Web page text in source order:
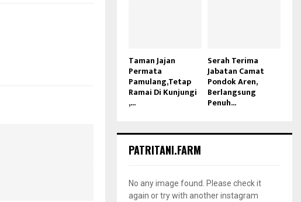
Taman Jajan
Permata
Pamulang,Tetap
Ramai Di Kunjungi
,...
Serah Terima
Jabatan Camat
Pondok Aren,
Berlangsung
Penuh...
PATRITANI.FARM
No any image found. Please check it
again or try with another instagram